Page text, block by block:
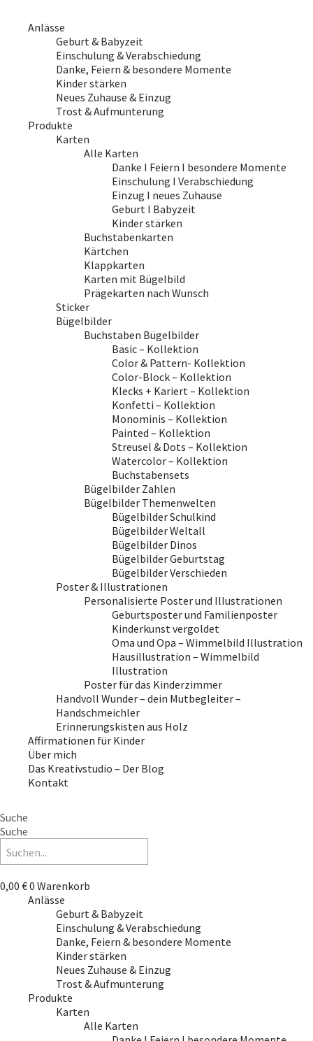
Anlässe
Geburt & Babyzeit
Einschulung & Verabschiedung
Danke, Feiern & besondere Momente
Kinder stärken
Neues Zuhause & Einzug
Trost & Aufmunterung
Produkte
Karten
Alle Karten
Danke I Feiern I besondere Momente
Einschulung I Verabschiedung
Einzug I neues Zuhause
Geburt I Babyzeit
Kinder stärken
Buchstabenkarten
Kärtchen
Klappkarten
Karten mit Bügelbild
Prägekarten nach Wunsch
Sticker
Bügelbilder
Buchstaben Bügelbilder
Basic – Kollektion
Color & Pattern- Kollektion
Color-Block – Kollektion
Klecks + Kariert – Kollektion
Konfetti – Kollektion
Monominis – Kollektion
Painted – Kollektion
Streusel & Dots – Kollektion
Watercolor – Kollektion
Buchstabensets
Bügelbilder Zahlen
Bügelbilder Themenwelten
Bügelbilder Schulkind
Bügelbilder Weltall
Bügelbilder Dinos
Bügelbilder Geburtstag
Bügelbilder Verschieden
Poster & Illustrationen
Personalisierte Poster und Illustrationen
Geburtsposter und Familienposter
Kinderkunst vergoldet
Oma und Opa – Wimmelbild Illustration
Hausillustration – Wimmelbild
Illustration
Poster für das Kinderzimmer
Handvoll Wunder – dein Mutbegleiter –
Handschmeichler
Erinnerungskisten aus Holz
Affirmationen für Kinder
Über mich
Das Kreativstudio – Der Blog
Kontakt
Suche
Suche
0,00 €0 Warenkorb
Anlässe
Geburt & Babyzeit
Einschulung & Verabschiedung
Danke, Feiern & besondere Momente
Kinder stärken
Neues Zuhause & Einzug
Trost & Aufmunterung
Produkte
Karten
Alle Karten